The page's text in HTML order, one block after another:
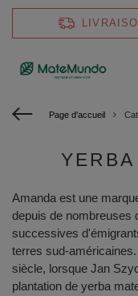
Page d'accueil
Amanda est une
depuis de nombreuses
successives
terres sud-
siècle, lorsque Jan
plantation de yerba